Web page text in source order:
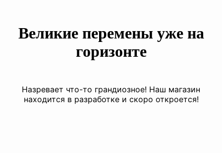
Великие перемены уже на
горизонте
Назревает что-то грандиозное! Наш магазин
находится в разработке и скоро откроется!